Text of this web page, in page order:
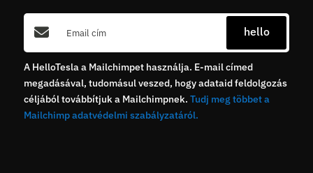
hello
A HelloTesla a Mailchimpet használja. E-mail címed
megadásával, tudomásul veszed, hogy adataid feldolgozás
céljából továbbítjuk a Mailchimpnek. Tudj meg többet a
Mailchimp adatvédelmi szabályzatáról.